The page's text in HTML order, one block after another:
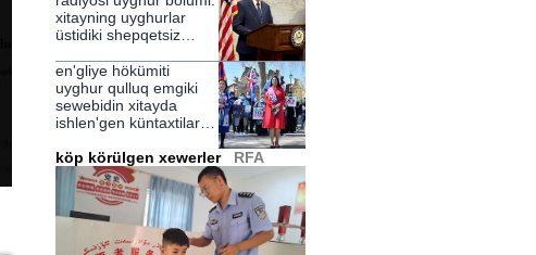
xitayning uyghurlar
üstidiki shepqetsiz
zulmetlirini yérip
ötküchi nur
en'gliye hökümiti
uyghur qulluq emgiki
sewebidin xitayda
ishlen'gen küntaxtilarni
qildi
köp körülgen xewerler RFA